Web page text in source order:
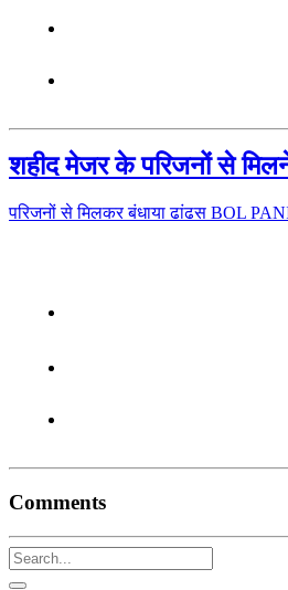
शहीद मेजर के परिजनों से
परिजनों से मिलकर बंधाया ढांढस BOL
Comments